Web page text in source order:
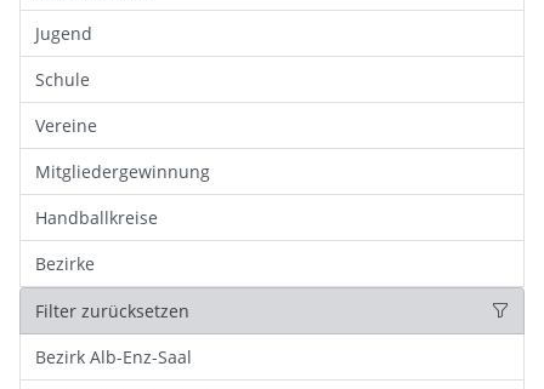
Jugend
Schule
Vereine
Mitgliedergewinnung
Handballkreise
Bezirke
Filter zurücksetzen
Bezirk Alb-Enz-Saal